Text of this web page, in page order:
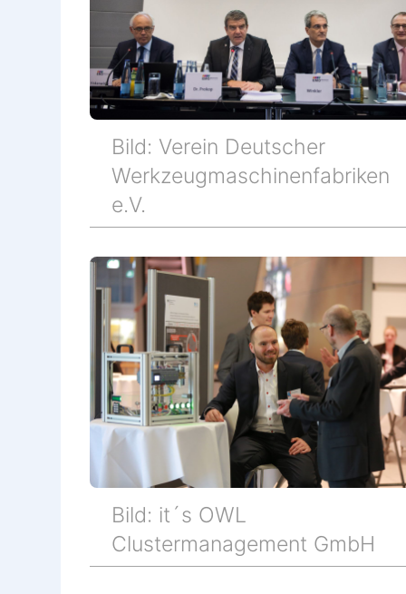
Bild: Verein Deutscher
Werkzeugmaschinenfabriken
e.V.
Bild: it´s OWL
Clustermanagement GmbH